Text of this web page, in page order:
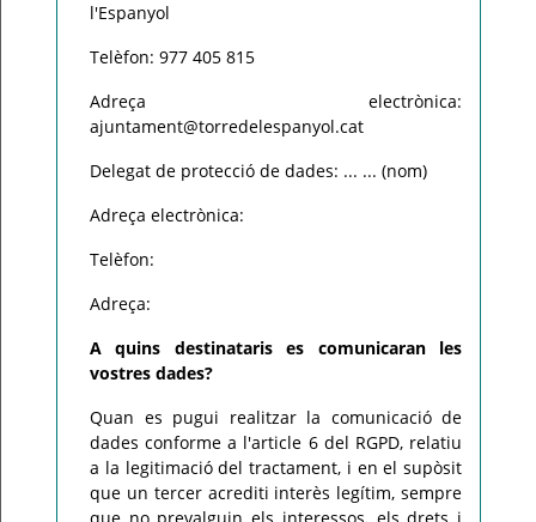
l'Espanyol
Telèfon: 977 405 815
Adreça electrònica:
ajuntament@torredelespanyol.cat
Delegat de protecció de dades: ... ... (nom)
Adreça electrònica:
Telèfon:
Adreça:
A quins destinataris es comunicaran les
vostres dades?
Quan es pugui realitzar la comunicació de
dades conforme a l'article 6 del RGPD, relatiu
a la legitimació del tractament, i en el supòsit
que un tercer acrediti interès legítim, sempre